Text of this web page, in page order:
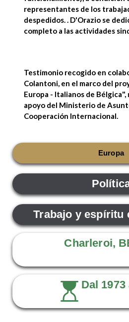
representantes de los
despedidos. . D'Orazio se
completo a las actividades
Testimonio recogido en
Colantoni, en el marco del
Europa - Italianos de Bélgica",
apoyo del Ministerio de
Cooperación Internacional.
Europa
Trabajo y espíritu
Charleroi,
Dal 1973